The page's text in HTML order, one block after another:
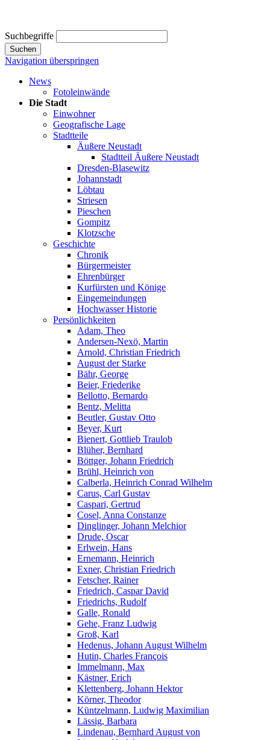
Suchbegriffe
Suchen
Navigation überspringen
News
Fotoleinwände
Die Stadt
Einwohner
Geografische Lage
Stadtteile
Äußere Neustadt
Stadtteil Äußere Neustadt
Dresden-Blasewitz
Johannstadt
Löbtau
Striesen
Pieschen
Gompitz
Klotzsche
Geschichte
Chronik
Bürgermeister
Ehrenbürger
Kurfürsten und Könige
Eingemeindungen
Hochwasser Historie
Persönlichkeiten
Adam, Theo
Andersen-Nexö, Martin
Arnold, Christian Friedrich
August der Starke
Bähr, George
Beier, Friederike
Bellotto, Bernardo
Bentz, Melitta
Beutler, Gustav Otto
Beyer, Kurt
Bienert, Gottlieb Traulob
Blüher, Bernhard
Böttger, Johann Friedrich
Brühl, Heinrich von
Calberla, Heinrich Conrad Wilhelm
Carus, Carl Gustav
Caspari, Gertrud
Cosel, Anna Constanze
Dinglinger, Johann Melchior
Drude, Oscar
Erlwein, Hans
Ernemann, Heinrich
Exner, Christian Friedrich
Fetscher, Rainer
Friedrich, Caspar David
Friedrichs, Rudolf
Galle, Ronald
Gehe, Franz Ludwig
Groß, Karl
Hedenus, Johann August Wilhelm
Hutin, Charles François
Immelmann, Max
Kästner, Erich
Klettenberg, Johann Hektor
Körner, Theodor
Küntzelmann, Ludwig Maximilian
Lässig, Barbara
Lindenau, Bernhard August von